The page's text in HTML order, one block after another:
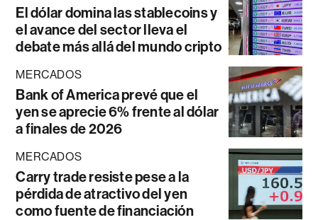
El dólar domina las stablecoins y
el avance del sector lleva el
debate más allá del mundo cripto
MERCADOS
Bank of America prevé que el
yen se aprecie 6% frente al dólar
a finales de 2026
MERCADOS
Carry trade resiste pese a la
pérdida de atractivo del yen
como fuente de financiación